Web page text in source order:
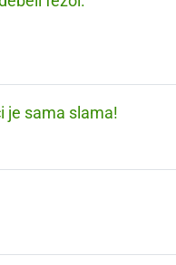
je sama slama!